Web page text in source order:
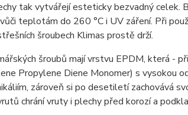
tak vytvářejí esteticky bezvadný celek.
teplotám do 260 °C i UV záření. Při
šroubech Klimas prostě drží.
šroubů mají vrstvu EPDM, která -
Propylene Diene Monomer) s vysokou
zároveň si po desetiletí zachovává
chrání vruty i plechy před korozí a